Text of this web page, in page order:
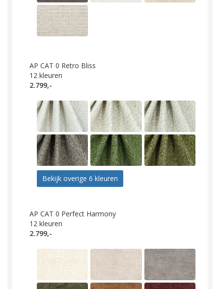
AP CAT 0 Retro Bliss
12 kleuren
2.799,-
Bekijk overige 6 kleuren
AP CAT 0 Perfect Harmony
12 kleuren
2.799,-